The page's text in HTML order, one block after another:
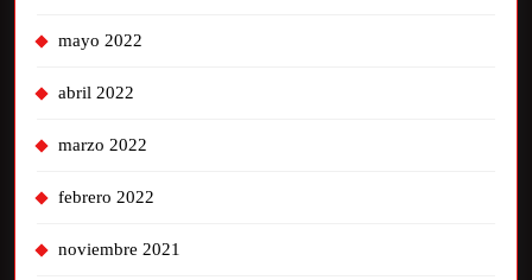
mayo 2022
abril 2022
marzo 2022
febrero 2022
noviembre 2021